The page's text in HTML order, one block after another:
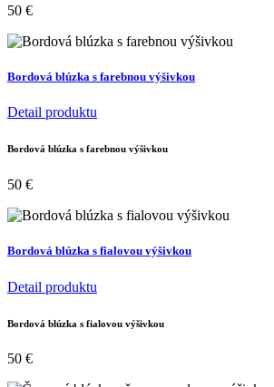
50 €
Bordová blúzka s farebnou výšivkou
Detail produktu
Bordová blúzka s farebnou výšivkou
50 €
Bordová blúzka s fialovou výšivkou
Detail produktu
Bordová blúzka s fialovou výšivkou
50 €